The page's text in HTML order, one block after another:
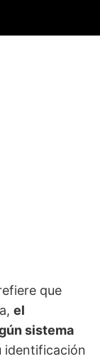
que
el
sistema
identificación